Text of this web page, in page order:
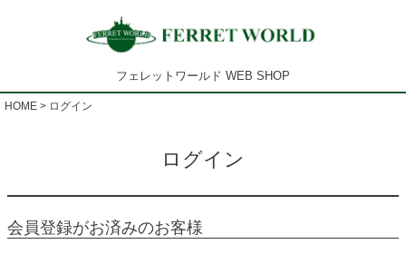
フェレットワールド WEB SHOP
HOME ログイン
ログイン
会員登録がお済みのお客様